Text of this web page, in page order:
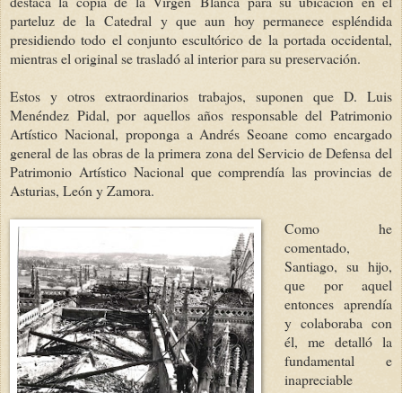
parteluz dela Catedral y que aun hoy permanece espléndida
presidiendo todo el conjunto escultórico de la portada occidental,
mientras el original se trasladó al interior para su preservación.
Estos y otros extraordinarios trabajos, suponen que D. Luis
Menéndez Pidal, por aquellos años responsable del Patrimonio
Artístico Nacional, proponga a Andrés Seoane como encargado
general de las obras de la primera zona del Servicio de Defensa del
Patrimonio Artístico Nacional que comprendía las provincias de
Asturias, León y Zamora.
Como he
comentado,
Santiago, su hijo,
que por aquel
entonces aprendía
y colaboraba con
él, me detalló la
fundamental e
inapreciable